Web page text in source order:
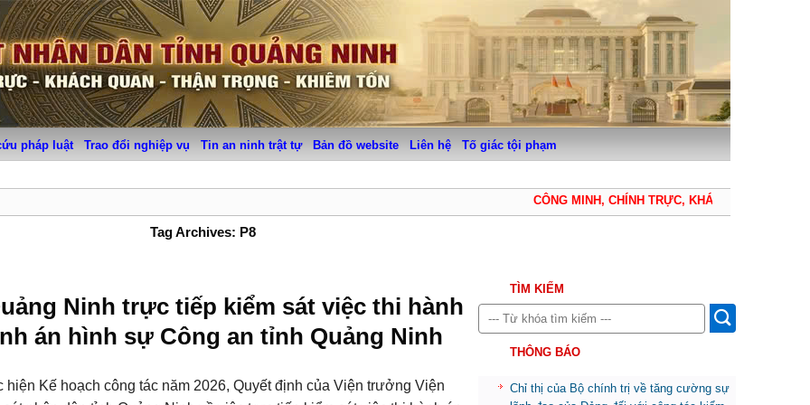
pháp luật Trao đổi nghiệp vụ Tin an ninh trật tự Bản đồ website Liên hệ Tố giác tội phạm
CÔNG MINH, CHÍNH TRỰC, KHÁCH QUAN, THẬN
Tag Archives: P8
Ninh trực tiếp kiểm sát việc thi hành
án hình sự Công an tỉnh Quảng Ninh
hiện Kế hoạch công tác năm 2026, Quyết định của Viện trưởng Viện
TÌM KIẾM
THÔNG BÁO
Chỉ thị của Bộ chính trị về tăng cường sự